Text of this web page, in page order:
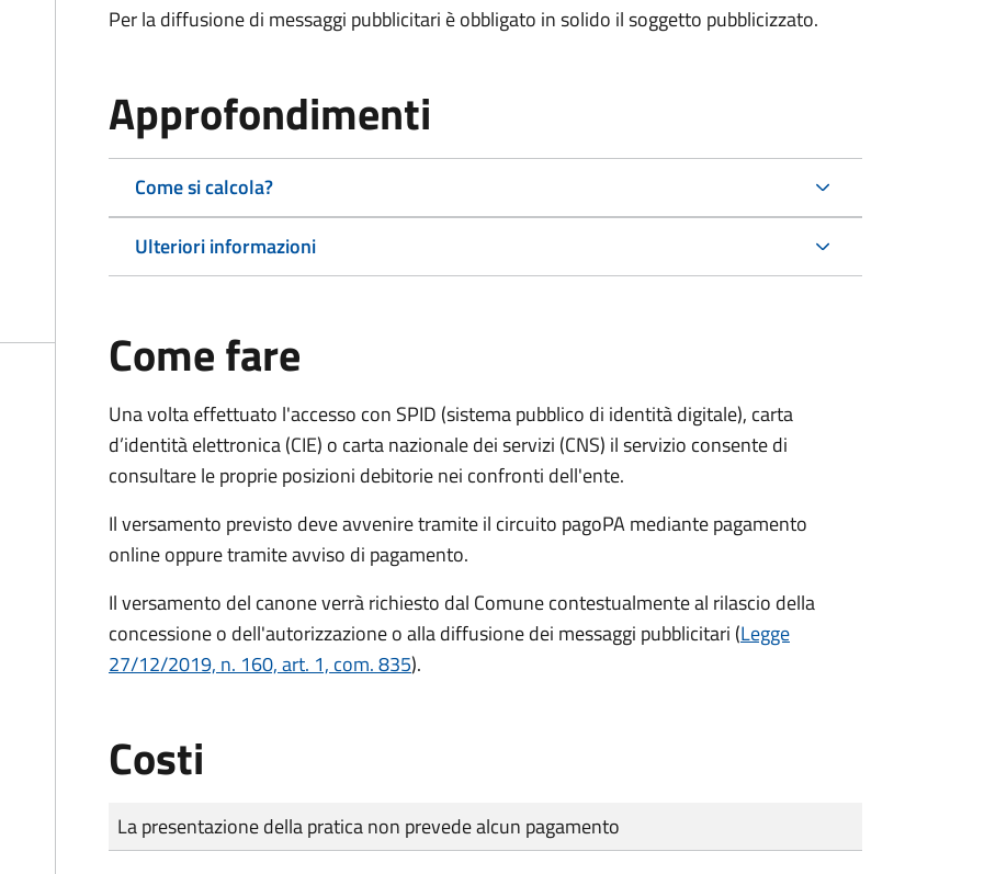
Per la diffusione di messaggi pubblicitari è obbligato in solido il soggetto pubblicizzato.
Approfondimenti
Come si calcola?
Ulteriori informazioni
Come fare
Una volta effettuato l'accesso con SPID (sistema pubblico di identità digitale), carta
d’identità elettronica (CIE) o carta nazionale dei servizi (CNS) il servizio consente di
consultare le proprie posizioni debitorie nei confronti dell'ente.
Il versamento previsto deve avvenire tramite il circuito pagoPA mediante pagamento
online oppure tramite avviso di pagamento.
Il versamento del canone verrà richiesto dal Comune contestualmente al rilascio della
concessione o dell'autorizzazione o alla diffusione dei messaggi pubblicitari (Legge
27/12/2019, n. 160, art. 1, com. 835).
Costi
Tipo di pagamento
Importo
La presentazione della pratica non prevede alcun pagamento